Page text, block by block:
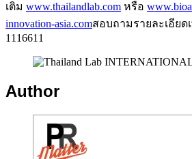
เติม www.thailandlab.com หรือ
innovation-asia.comสอบถามรายละเอียด
1116611
Author